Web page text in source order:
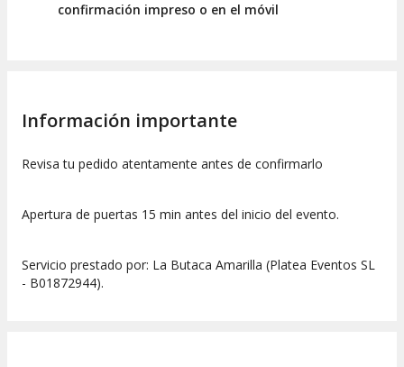
confirmación impreso o en el móvil
Información importante
Revisa tu pedido atentamente antes de confirmarlo
Apertura de puertas 15 min antes del inicio del evento.
Servicio prestado por: La Butaca Amarilla (Platea Eventos SL
- B01872944).